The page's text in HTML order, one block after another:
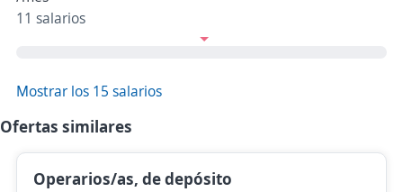
11 salarios
Mostrar los 15 salarios
Ofertas similares
Operarios/as, de depósito